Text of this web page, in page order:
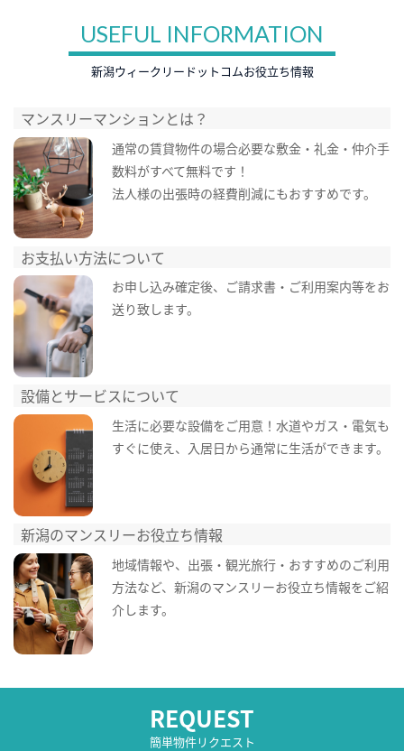
USEFUL INFORMATION
新潟ウィークリードットコムお役立ち情報
マンスリーマンションとは？
通常の賃貸物件の場合必要な敷金・礼金・仲介手
数料がすべて無料です！
法人様の出張時の経費削減にもおすすめです。
お支払い方法について
お申し込み確定後、ご請求書・ご利用案内等をお
送り致します。
設備とサービスについて
生活に必要な設備をご用意！水道やガス・電気も
すぐに使え、入居日から通常に生活ができます。
新潟のマンスリーお役立ち情報
地域情報や、出張・観光旅行・おすすめのご利用
方法など、新潟のマンスリーお役立ち情報をご紹
介します。
REQUEST
簡単物件リクエスト